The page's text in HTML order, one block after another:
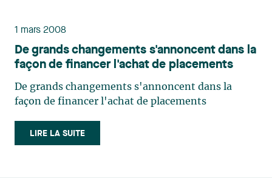
1 mars 2008
De grands changements s'annoncent dans la
façon de financer l'achat de placements
De grands changements s'annoncent dans la
façon de financer l'achat de placements
LIRE LA SUITE